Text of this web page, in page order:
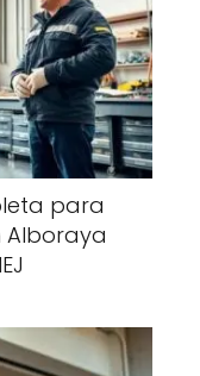
para
Alboraya